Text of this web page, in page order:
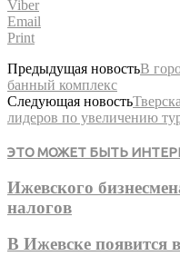
Viber
Email
Print
Предыдущая новостьВ
банный комплекс
Следующая новость
лидеров по увеличению
ЭТО МОЖЕТ БЫТЬ
Ижевского
налогов
В Ижевске появится